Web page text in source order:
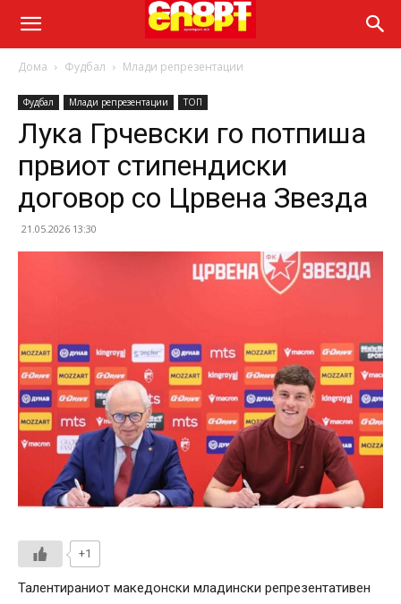
Дома Фудбал Млади репрезентации
Фудбал Млади репрезентации ТОП
Лука Грчевски го потпиша
првиот стипендиски
договор со Црвена Звезда
21.05.2026 13:30
+1
Талентираниот македонски младински репрезентативен